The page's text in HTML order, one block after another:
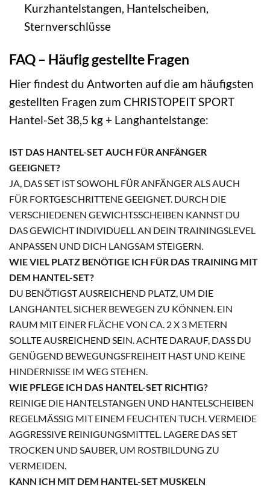
Kurzhantelstangen, Hantelscheiben,
Sternverschlüsse
FAQ – Häufig gestellte Fragen
Hier findest du Antworten auf die am häufigsten
gestellten Fragen zum CHRISTOPEIT SPORT
Hantel-Set 38,5 kg + Langhantelstange:
IST DAS HANTEL-SET AUCH FÜR ANFÄNGER
GEEIGNET?
JA, DAS SET IST SOWOHL FÜR ANFÄNGER ALS AUCH
FÜR FORTGESCHRITTENE GEEIGNET. DURCH DIE
VERSCHIEDENEN GEWICHTSSCHEIBEN KANNST DU
DAS GEWICHT INDIVIDUELL AN DEIN TRAININGSLEVEL
ANPASSEN UND DICH LANGSAM STEIGERN.
WIE VIEL PLATZ BENÖTIGE ICH FÜR DAS TRAINING MIT
DEM HANTEL-SET?
DU BENÖTIGST AUSREICHEND PLATZ, UM DIE
LANGHANTEL SICHER BEWEGEN ZU KÖNNEN. EIN
RAUM MIT EINER FLÄCHE VON CA. 2 X 3 METERN
SOLLTE AUSREICHEND SEIN. ACHTE DARAUF, DASS DU
GENÜGEND BEWEGUNGSFREIHEIT HAST UND KEINE
HINDERNISSE IM WEG STEHEN.
WIE PFLEGE ICH DAS HANTEL-SET RICHTIG?
REINIGE DIE HANTELSTANGEN UND HANTELSCHEIBEN
REGELMÄSSIG MIT EINEM FEUCHTEN TUCH. VERMEIDE A
GGRESSIVE REINIGUNGSMITTEL. LAGERE DAS SET T
ROCKEN UND SAUBER, UM ROSTBILDUNG ZU V
ERMEIDEN.
KANN ICH MIT DEM HANTEL-SET MUSKELN